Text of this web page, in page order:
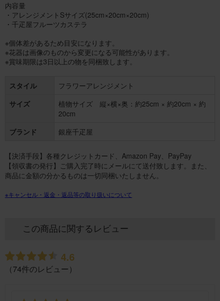
内容量
・アレンジメントSサイズ(25cm×20cm×20cm)
・千疋屋フルーツカステラ
※個体差があるため目安になります。
※花器は画像のものから変更になる可能性があります。
※賞味期限は3日以上の物を同梱致します。
スタイル
フラワーアレンジメント
サイズ
植物サイズ 縦×横×奥：約25cm × 約20cm × 約
20cm
ブランド
銀座千疋屋
【決済手段】各種クレジットカード、Amazon Pay、PayPay
【領収書の発行】ご購入完了時にメールにて送付致します。また、
商品に金額の分かるものは一切同梱いたしません。
※キャンセル・返金・返品等の取り扱いについて
この商品に関するレビュー
4.6
（74件のレビュー）